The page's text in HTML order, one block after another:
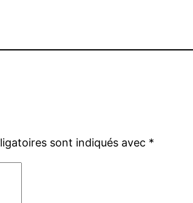
sont indiqués avec *